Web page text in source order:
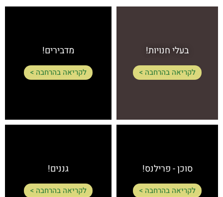
בעלי חנויות!
לקריאה בהרחבה >
מדבירים!
לקריאה בהרחבה >
סוכן - פרילנס!
לקריאה בהרחבה >
גננים!
לקריאה בהרחבה >